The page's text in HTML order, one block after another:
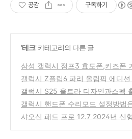
공감 구독하기
'테크' 카테고리의 다른 글
삼성 갤럭시 점프3 효도폰,키즈폰
로 추천
(1)
갤럭시 Z플립6 파리 올림픽 에디션
스펙
(0)
갤럭시 S25 울트라 디자인과스펙
(0)
갤럭시 핸드폰 수리모드 설정방법
샤오신 패드 프로 12.7 2024년 신